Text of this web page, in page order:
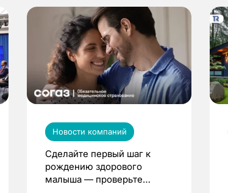
Новости компаний
Сделайте первый шаг к
рождению здорового
малыша — проверьте